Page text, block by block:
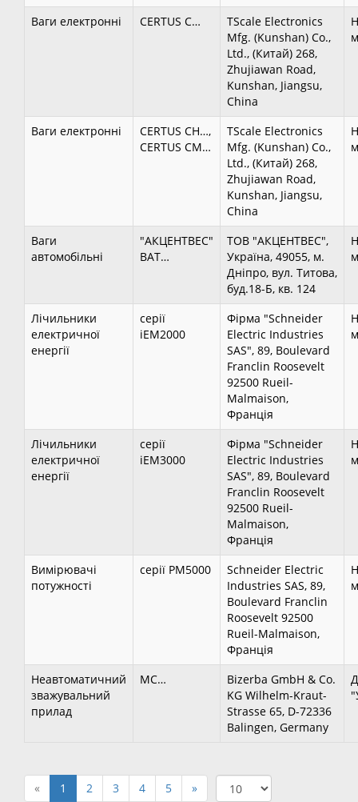
Ваги електронні CERTUS C…
TScale Electronics
Mfg. (Kunshan) Co.,
Ltd., (Китай) 268,
Zhujiawan Road,
Kunshan, Jiangsu,
China
Ваги електронні
CERTUS CH…,
CERTUS CM…
TScale Electronics
Mfg. (Kunshan) Co.,
Ltd., (Китай) 268,
Zhujiawan Road,
Kunshan, Jiangsu,
China
Ваги
автомобільні
"АКЦЕНТВЕС"
ВАТ…
ТОВ "АКЦЕНТВЕС",
Україна, 49055, м.
Дніпро, вул. Титова,
буд.18-Б, кв. 124
Лічильники
електричної
енергії
серії
іЕМ2000
Фірма "Schneider
Electric Industries
SAS", 89, Boulevard
Franclin Roosevelt
92500 Rueil-
Malmaison,
Франція
Лічильники
електричної
енергії
серії
іЕМ3000
Фірма "Schneider
Electric Industries
SAS", 89, Boulevard
Franclin Roosevelt
92500 Rueil-
Malmaison,
Франція
Вимірювачі
потужності
серії РМ5000
Schneider Electric
Industries SAS, 89,
Boulevard Franclin
Roosevelt 92500
Rueil-Malmaison,
Франція
Неавтоматичний
зважувальний
прилад
МС…
Bizerba GmbH & Co.
KG Wilhelm-Kraut-
Strasse 65, D-72336
Balingen, Germany
« 1 2 3 4 5 »